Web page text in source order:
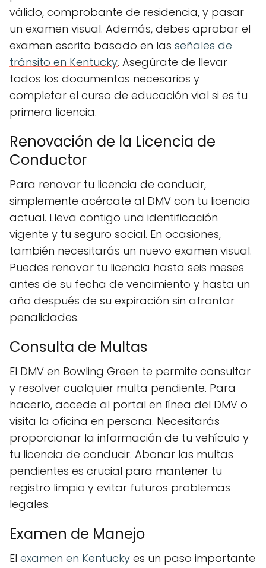
válido, comprobante de residencia, y pasar
un examen visual. Además, debes aprobar el
examen escrito basado en las señales de
tránsito en Kentucky. Asegúrate de llevar
todos los documentos necesarios y
completar el curso de educación vial si es tu
primera licencia.
Renovación de la Licencia de
Conductor
Para renovar tu licencia de conducir,
simplemente acércate al DMV con tu licencia
actual. Lleva contigo una identificación
vigente y tu seguro social. En ocasiones,
también necesitarás un nuevo examen visual.
Puedes renovar tu licencia hasta seis meses
antes de su fecha de vencimiento y hasta un
año después de su expiración sin afrontar
penalidades.
Consulta de Multas
El DMV en Bowling Green te permite consultar
y resolver cualquier multa pendiente. Para
hacerlo, accede al portal en línea del DMV o
visita la oficina en persona. Necesitarás
proporcionar la información de tu vehículo y
tu licencia de conducir. Abonar las multas
pendientes es crucial para mantener tu
registro limpio y evitar futuros problemas
legales.
Examen de Manejo
El examen en Kentucky es un paso importante